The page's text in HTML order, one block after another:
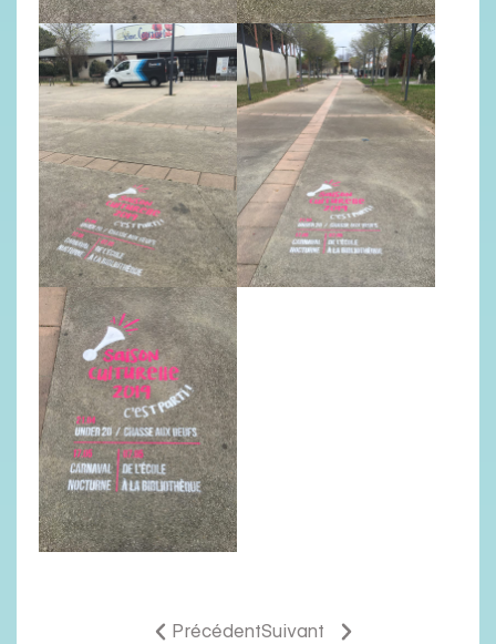
PrécédentSuivant